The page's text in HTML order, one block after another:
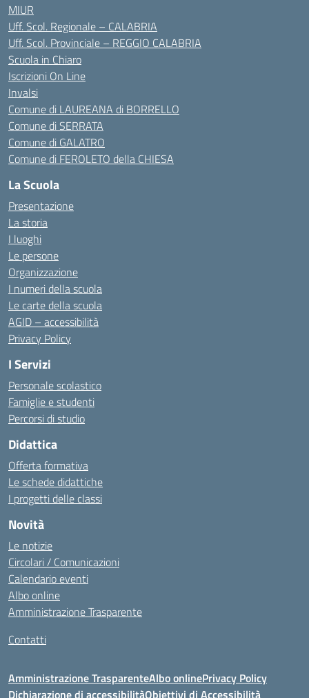
MIUR
Uff. Scol. Regionale – CALABRIA
Uff. Scol. Provinciale – REGGIO CALABRIA
Scuola in Chiaro
Iscrizioni On Line
Invalsi
Comune di LAUREANA di BORRELLO
Comune di SERRATA
Comune di GALATRO
Comune di FEROLETO della CHIESA
La Scuola
Presentazione
La storia
I luoghi
Le persone
Organizzazione
I numeri della scuola
Le carte della scuola
AGID – accessibilità
Privacy Policy
I Servizi
Personale scolastico
Famiglie e studenti
Percorsi di studio
Didattica
Offerta formativa
Le schede didattiche
I progetti delle classi
Novità
Le notizie
Circolari / Comunicazioni
Calendario eventi
Albo online
Amministrazione Trasparente
Contatti
Amministrazione TrasparenteAlbo onlinePrivacy Policy
Dichiarazione di accessibilitàObiettivi di Accessibilità